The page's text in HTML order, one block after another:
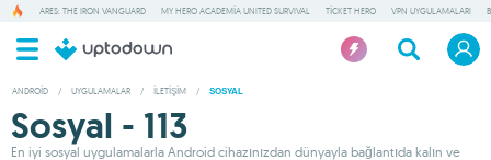
ARES: THE IRON VANGUARD MY HERO ACADEMIA UNITED SURVIVAL TICKET HERO VPN UYGULAMALARI
ANDROID / UYGULAMALAR / İLETIŞIM / SOSYAL
Sosyal - 113
En iyi sosyal uygulamalarla Android cihazınızdan dünyayla bağlantıda kalın ve